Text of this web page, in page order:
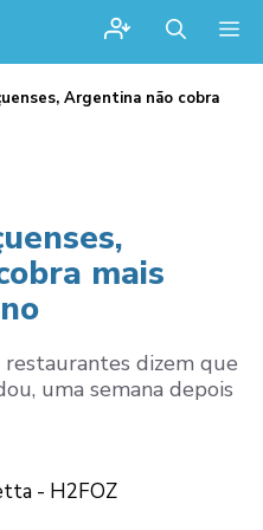
Argentina não cobra
mais
dizem que
uma semana depois
- H2FOZ